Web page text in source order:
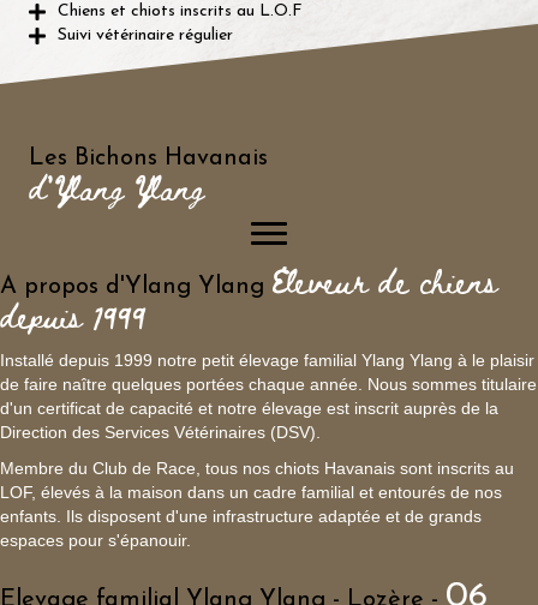
Chiens et chiots inscrits au L.O.F
Suivi vétérinaire régulier
Les Bichons Havanais
d'Ylang Ylang
A propos d'Ylang Ylang Eleveur de chiens
depuis 1999
Installé depuis 1999 notre petit élevage familial Ylang Ylang à le plaisir
de faire naître quelques portées chaque année. Nous sommes titulaire
d'un certificat de capacité et notre élevage est inscrit auprès de la
Direction des Services Vétérinaires (DSV).
Membre du Club de Race, tous nos chiots Havanais sont inscrits au
LOF, élevés à la maison dans un cadre familial et entourés de nos
enfants. Ils disposent d'une infrastructure adaptée et de grands
espaces pour s'épanouir.
Elevage familial Ylang Ylang - Lozère - 06